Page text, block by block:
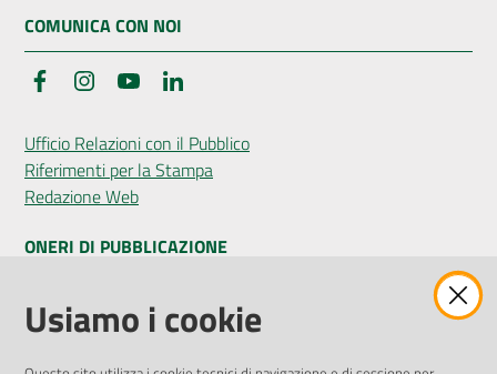
COMUNICA CON NOI
FacebookInstagramYouTube
Ufficio Relazioni con il Pubblico
Riferimenti per la Stampa
Redazione Web
ONERI DI PUBBLICAZIONE
Amministrazione Trasparente
Pubblicità legale
Usiamo i cookie